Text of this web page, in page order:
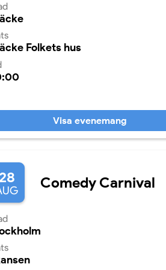
Folkets hus
Visa evenemang
28 Comedy Carnival